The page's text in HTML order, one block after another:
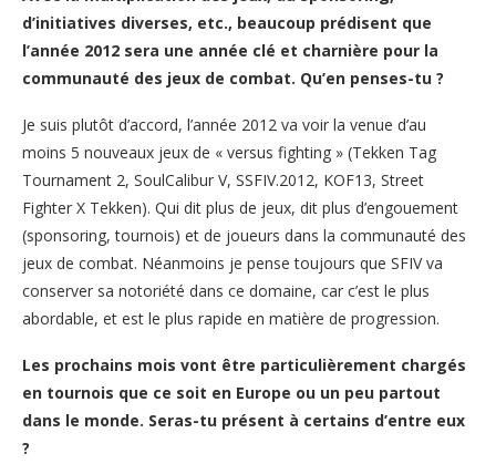
d’initiatives diverses, etc., beaucoup prédisent que
l’année 2012 sera une année clé et charnière pour la
communauté des jeux de combat. Qu’en penses-tu ?
Je suis plutôt d’accord, l’année 2012 va voir la venue d’au
moins 5 nouveaux jeux de « versus fighting » (Tekken Tag
Tournament 2, SoulCalibur V, SSFIV.2012, KOF13, Street
Fighter X Tekken). Qui dit plus de jeux, dit plus d’engouement
(sponsoring, tournois) et de joueurs dans la communauté des
jeux de combat. Néanmoins je pense toujours que SFIV va
conserver sa notoriété dans ce domaine, car c’est le plus
abordable, et est le plus rapide en matière de progression.
Les prochains mois vont être particulièrement chargés
en tournois que ce soit en Europe ou un peu partout
dans le monde. Seras-tu présent à certains d’entre eux
?